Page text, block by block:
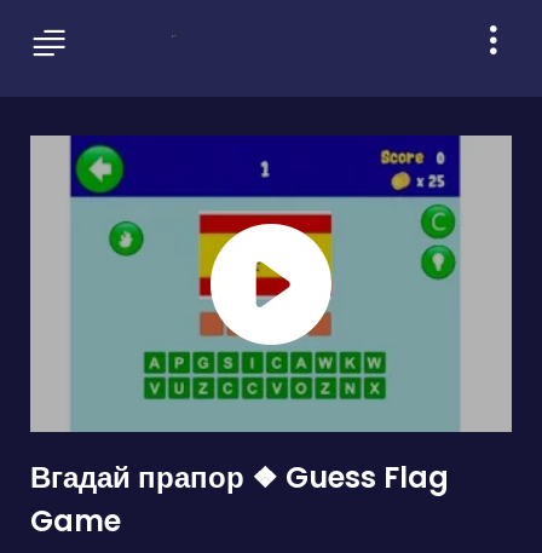
Вгадай прапор ❖ Guess Flag
Game